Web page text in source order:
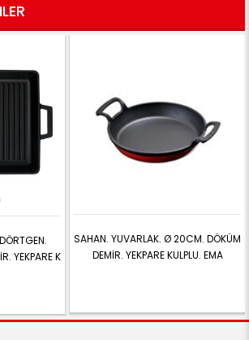
YEKPARE K
SAHAN. YUVARLAK. Ø 20CM. DÖKÜM
DEMİR. YEKPARE KULPLU. EMA